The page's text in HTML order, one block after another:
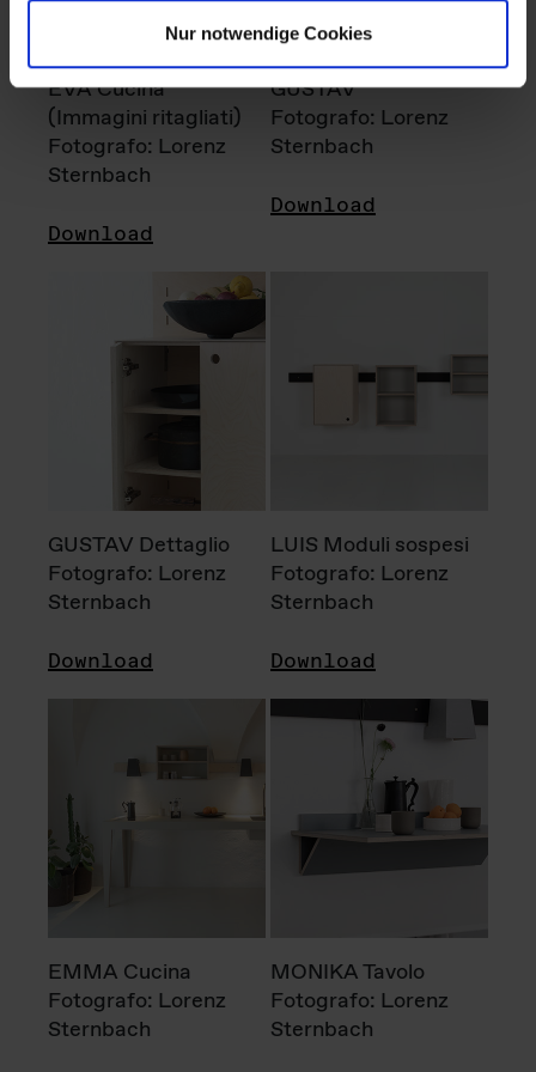
Nur notwendige Cookies
EVA Cucina
(Immagini ritagliati)
Fotografo: Lorenz
Sternbach
Download
GUSTAV
Fotografo: Lorenz
Sternbach
Download
GUSTAV Dettaglio
Fotografo: Lorenz
Sternbach
Download
LUIS Moduli sospesi
Fotografo: Lorenz
Sternbach
Download
EMMA Cucina
Fotografo: Lorenz
Sternbach
MONIKA Tavolo
Fotografo: Lorenz
Sternbach